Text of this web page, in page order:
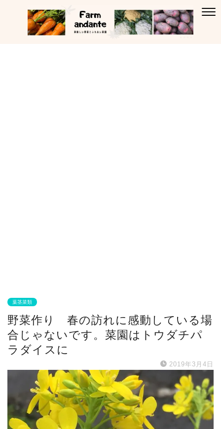
葉茎菜類
野菜作り 春の訪れに感動している場
合じゃないです。菜園はトウダチパ
ラダイスに
2019年3月4日